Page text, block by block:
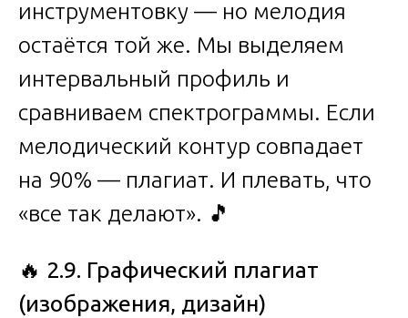
инструментовку — но мелодия
остаётся той же. Мы выделяем
интервальный профиль и
сравниваем спектрограммы. Если
мелодический контур совпадает
на 90% — плагиат. И плевать, что
«все так делают». 🎵
🔥 2.9. Графический плагиат
(изображения, дизайн)